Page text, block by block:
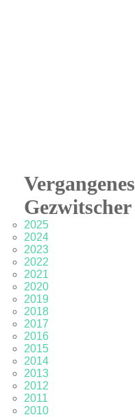
Vergangenes
Gezwitscher
2025
2024
2023
2022
2021
2020
2019
2018
2017
2016
2015
2014
2013
2012
2011
2010